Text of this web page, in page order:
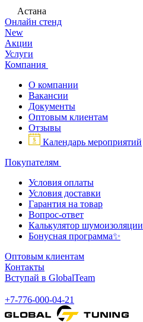
Астана
Онлайн стенд
New
Акции
Услуги
Компания
О компании
Вакансии
Документы
Оптовым клиентам
Отзывы
Календарь мероприятий
Покупателям
Условия оплаты
Условия доставки
Гарантия на товар
Вопрос-ответ
Калькулятор шумоизоляции
Бонусная программа✨
Оптовым клиентам
Контакты
Вступай в GlobalTeam
+7-776-000-04-21